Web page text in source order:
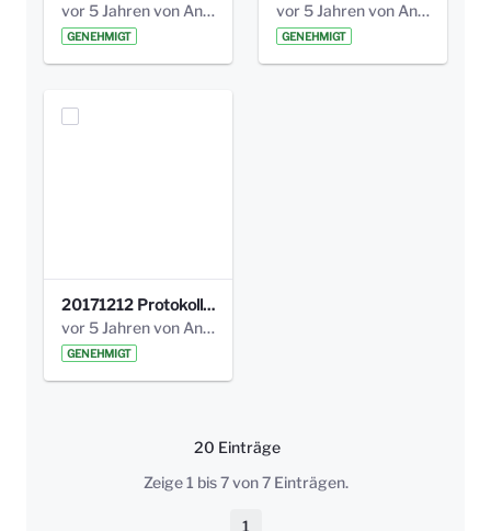
vor 5 Jahren von Anni Schlumberger
GENEHMIGT
vor 5 Jahren von Anni Schlumberger
GENEHMIGT
20171212 Protokoll-Klettergerüst-3b-neu-.pdf
vor 5 Jahren von Anni Schlumberger
GENEHMIGT
20 Einträge
Pro Seite
Zeige 1 bis 7 von 7 Einträgen.
1